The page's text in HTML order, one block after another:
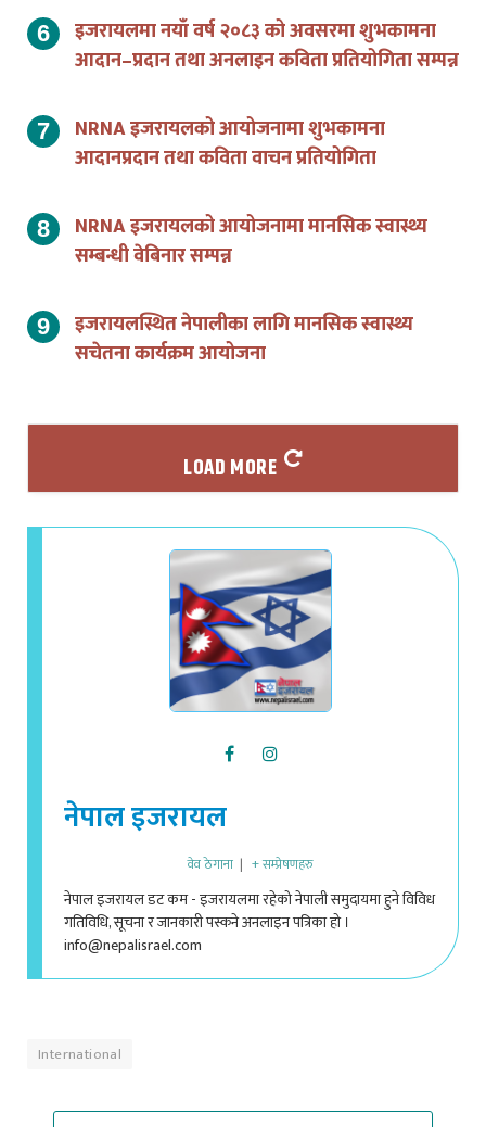
इजरायलमा नयाँ वर्ष २०८३ को अवसरमा शुभकामना
आदान–प्रदान तथा अनलाइन कविता प्रतियोगिता सम्पन्न
NRNA इजरायलको आयोजनामा शुभकामना
आदानप्रदान तथा कविता वाचन प्रतियोगिता
NRNA इजरायलको आयोजनामा मानसिक स्वास्थ्य
सम्बन्धी वेबिनार सम्पन्न
इजरायलस्थित नेपालीका लागि मानसिक स्वास्थ्य
सचेतना कार्यक्रम आयोजना
नेपाल इजरायल
नेपाल इजरायल डट कम - इजरायलमा रहेको नेपाली समुदायमा हुने विविध
गतिविधि, सूचना र जानकारी पस्कने अनलाइन पत्रिका हो ।
info@nepalisrael.com
ADD A COMMENT